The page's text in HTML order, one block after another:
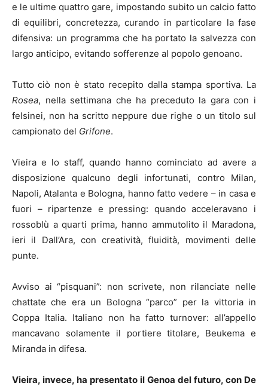
e le ultime quattro gare, impostando subito un calcio fatto
di equilibri, concretezza, curando in particolare la fase
difensiva: un programma che ha portato la salvezza con
largo anticipo, evitando sofferenze al popolo genoano.
Tutto ciò non è stato recepito dalla stampa sportiva. La
Rosea, nella settimana che ha preceduto la gara con i
felsinei, non ha scritto neppure due righe o un titolo sul
campionato del Grifone.
Vieira e lo staff, quando hanno cominciato ad avere a
disposizione qualcuno degli infortunati, contro Milan,
Napoli, Atalanta e Bologna, hanno fatto vedere – in casa e
fuori – ripartenze e pressing: quando acceleravano i
rossoblù a quarti prima, hanno ammutolito il Maradona,
ieri il Dall’Ara, con creatività, fluidità, movimenti delle
punte.
Avviso ai “pisquani”: non scrivete, non rilanciate nelle
chattate che era un Bologna “parco” per la vittoria in
Coppa Italia. Italiano non ha fatto turnover: all’appello
mancavano solamente il portiere titolare, Beukema e
Miranda in difesa.
Vieira, invece, ha presentato il Genoa del futuro, con De